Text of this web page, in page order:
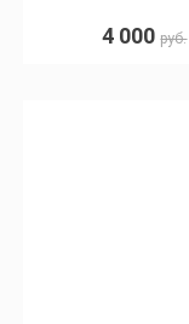
4 000руб.